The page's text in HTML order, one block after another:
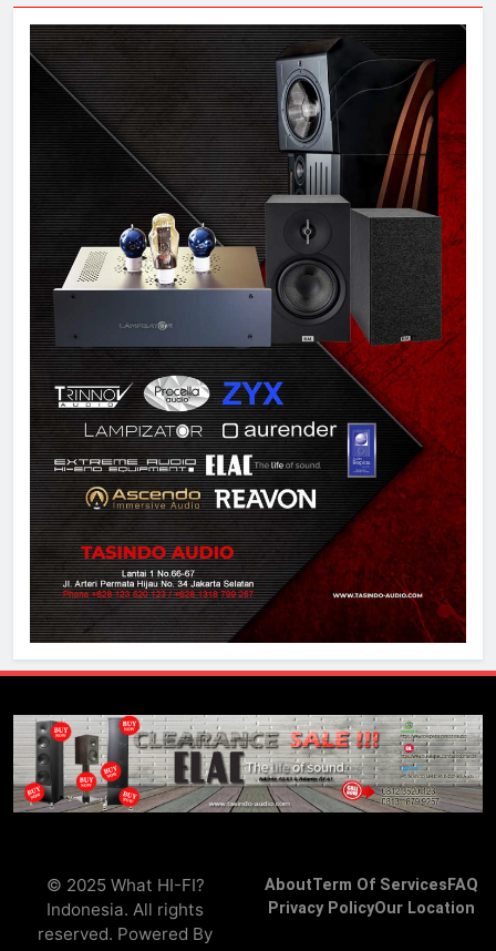
© 2025 What HI-FI?
Indonesia. All rights
reserved. Powered By
AboutTerm Of Services FAQ
Privacy PolicyOur Location